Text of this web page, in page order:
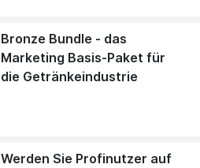
Bronze Bundle - das
Marketing Basis-Paket für
die Getränkeindustrie
Werden Sie Profinutzer auf